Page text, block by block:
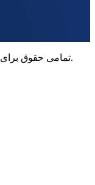
© تمامی حقوق برایمحفوظ میباشد.